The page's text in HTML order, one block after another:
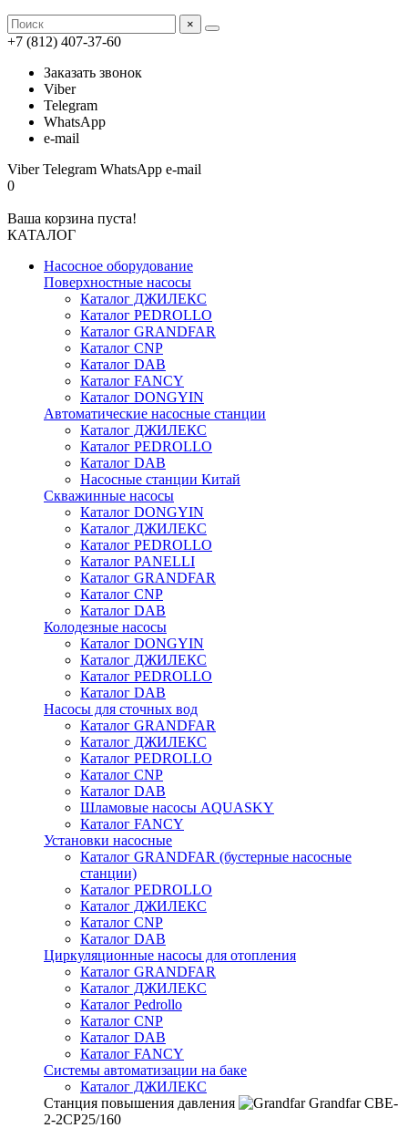
×
+7 (812) 407-37-60
Заказать звонок
Viber
Telegram
WhatsApp
e-mail
ViberTelegram WhatsApp e-mail
0
Ваша корзина пуста!
КАТАЛОГ
Насосное оборудование
Поверхностные насосы
Каталог ДЖИЛЕКС
Каталог PEDROLLO
Каталог GRANDFAR
Каталог CNP
Каталог DAB
Каталог FANCY
Каталог DONGYIN
Автоматические насосные станции
Каталог ДЖИЛЕКС
Каталог PEDROLLO
Каталог DAB
Насосные станции Китай
Скважинные насосы
Каталог DONGYIN
Каталог ДЖИЛЕКС
Каталог PEDROLLO
Каталог PANELLI
Каталог GRANDFAR
Каталог CNP
Каталог DAB
Колодезные насосы
Каталог DONGYIN
Каталог ДЖИЛЕКС
Каталог PEDROLLO
Каталог DAB
Насосы для сточных вод
Каталог GRANDFAR
Каталог ДЖИЛЕКС
Каталог PEDROLLO
Каталог CNP
Каталог DAB
Шламовые насосы AQUASKY
Каталог FANCY
Установки насосные
Каталог GRANDFAR (бустерные насосные
станции)
Каталог PEDROLLO
Каталог ДЖИЛЕКС
Каталог CNP
Каталог DAB
Циркуляционные насосы для отопления
Каталог GRANDFAR
Каталог ДЖИЛЕКС
Каталог Pedrollo
Каталог CNP
Каталог DAB
Каталог FANCY
Системы автоматизации на баке
Каталог ДЖИЛЕКС
Станция повышения давления
Grandfar CBE-
2-2CP25/160